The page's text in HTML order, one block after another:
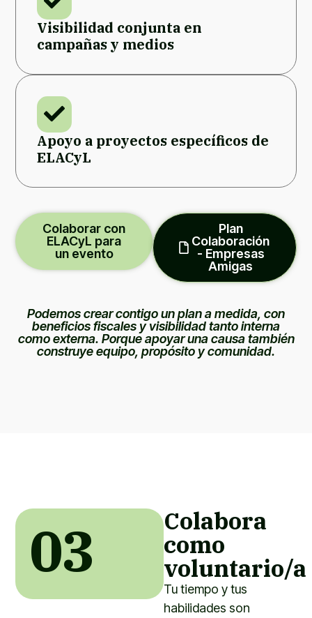
Visibilidad conjunta en
campañas y medios
Apoyo a proyectos específicos de
ELACyL
Colaborar con
ELACyL para
un evento
Plan
Colaboración
- Empresas
Amigas
Podemos crear contigo un plan a medida, con
beneficios fiscales y visibilidad tanto interna
como externa. Porque apoyar una causa también
construye equipo, propósito y comunidad.
03 Colabora
como
voluntario/a
Tu tiempo y tus
habilidades son